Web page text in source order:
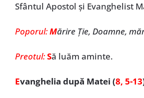
Sfântul Apostol și Evanghelist
Poporul:Mărire Ție, Doamne,
Preotul:Să luăm aminte.
Evanghelia după Matei (8, 5-13